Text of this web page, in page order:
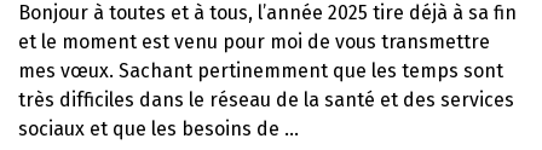
Bonjour à toutes et à tous, l’année 2025 tire déjà à sa fin
et le moment est venu pour moi de vous transmettre
mes vœux. Sachant pertinemment que les temps sont
très difficiles dans le réseau de la santé et des services
sociaux et que les besoins de ...